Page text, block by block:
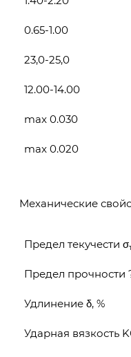
0.65-1.00
23,0-25,0
12.00-14.00
max 0.030
max 0.020
Механические
Предел текучести σ
Предел прочности
Удлинение δ, %
Ударная вязкость